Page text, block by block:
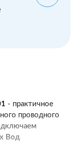
- практичное
проводного
Вод